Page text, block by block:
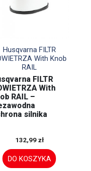
Szybki podgląd
Husqvarna FILTR
With Knob
RAIL
FILTR
With
RAIL –
silnika
132,99 zł
DO KOSZYKA